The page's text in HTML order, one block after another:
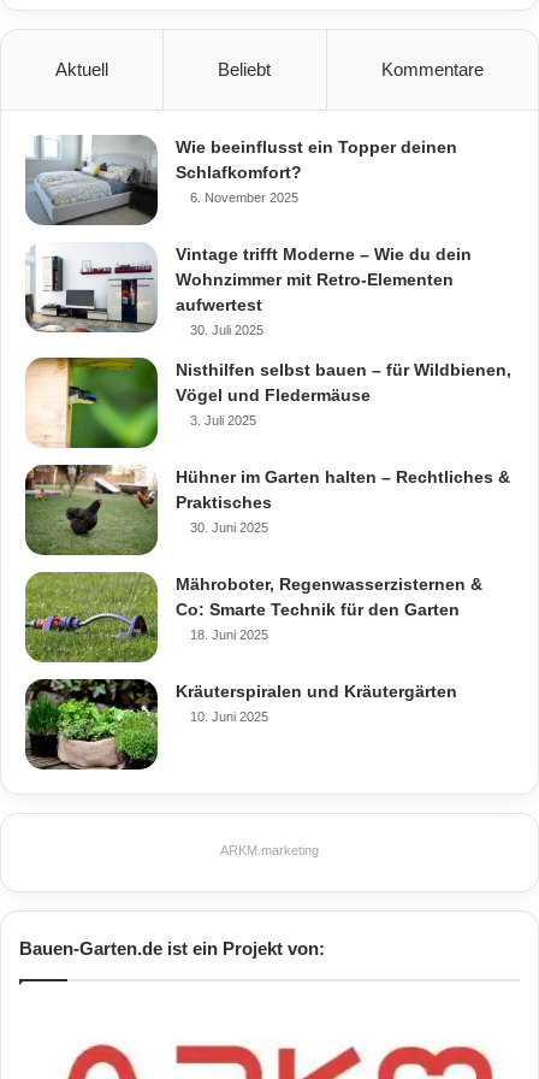
Aktuell Beliebt Kommentare
Wie beeinflusst ein Topper deinen
Schlafkomfort?
6. November 2025
Vintage trifft Moderne – Wie du dein
Wohnzimmer mit Retro-Elementen
aufwertest
30. Juli 2025
Nisthilfen selbst bauen – für Wildbienen,
Vögel und Fledermäuse
3. Juli 2025
Hühner im Garten halten – Rechtliches &
Praktisches
30. Juni 2025
Mähroboter, Regenwasserzisternen &
Co: Smarte Technik für den Garten
18. Juni 2025
Kräuterspiralen und Kräutergärten
10. Juni 2025
ARKM.marketing
Bauen-Garten.de ist ein Projekt von: